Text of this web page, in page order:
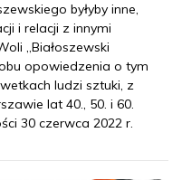
byłyby inne,
i relacji z innymi
„Białoszewski
opowiedzenia o tym
ludzi sztuki, z
lat 40., 50. i 60.
30 czerwca 2022 r.